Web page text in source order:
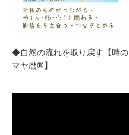
◆自然の流れを取り戻す【時の
マヤ暦®︎】